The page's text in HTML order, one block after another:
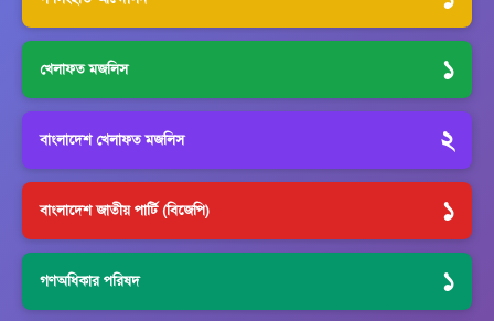
খেলাফত মজলিস ১
বাংলাদেশ খেলাফত মজলিস ২
বাংলাদেশ জাতীয় পার্টি (বিজেপি) ১
গণঅধিকার পরিষদ ১